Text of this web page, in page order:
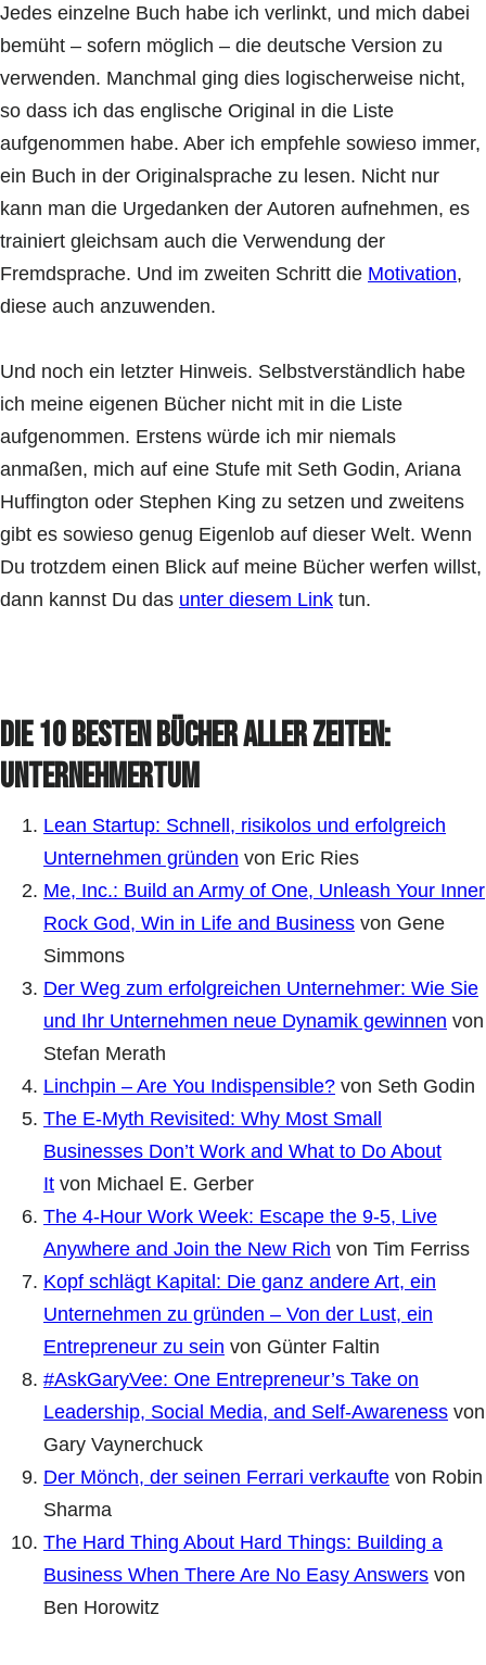
Jedes einzelne Buch habe ich verlinkt, und mich dabei
bemüht – sofern möglich – die deutsche Version zu
verwenden. Manchmal ging dies logischerweise nicht,
so dass ich das englische Original in die Liste
aufgenommen habe. Aber ich empfehle sowieso immer,
ein Buch in der Originalsprache zu lesen. Nicht nur
kann man die Urgedanken der Autoren aufnehmen, es
trainiert gleichsam auch die Verwendung der
Fremdsprache. Und im zweiten Schritt die Motivation,
diese auch anzuwenden.
Und noch ein letzter Hinweis. Selbstverständlich habe
ich meine eigenen Bücher nicht mit in die Liste
aufgenommen. Erstens würde ich mir niemals
anmaßen, mich auf eine Stufe mit Seth Godin, Ariana
Huffington oder Stephen King zu setzen und zweitens
gibt es sowieso genug Eigenlob auf dieser Welt. Wenn
Du trotzdem einen Blick auf meine Bücher werfen willst,
dann kannst Du das unter diesem Link tun.
Die 10 besten Bücher aller Zeiten:
Unternehmertum
Lean Startup: Schnell, risikolos und erfolgreich
Unternehmen gründen von Eric Ries
Me, Inc.: Build an Army of One, Unleash Your Inner
Rock God, Win in Life and Business von Gene
Simmons
Der Weg zum erfolgreichen Unternehmer: Wie Sie
und Ihr Unternehmen neue Dynamik gewinnen von
Stefan Merath
Linchpin – Are You Indispensible? von Seth Godin
The E-Myth Revisited: Why Most Small
Businesses Don’t Work and What to Do About
It von Michael E. Gerber
The 4-Hour Work Week: Escape the 9-5, Live
Anywhere and Join the New Rich von Tim Ferriss
Kopf schlägt Kapital: Die ganz andere Art, ein
Unternehmen zu gründen – Von der Lust, ein
Entrepreneur zu sein von Günter Faltin
#AskGaryVee: One Entrepreneur’s Take on
Leadership, Social Media, and Self-Awareness von
Gary Vaynerchuck
Der Mönch, der seinen Ferrari verkaufte von Robin
Sharma
The Hard Thing About Hard Things: Building a
Business When There Are No Easy Answers von
Ben Horowitz